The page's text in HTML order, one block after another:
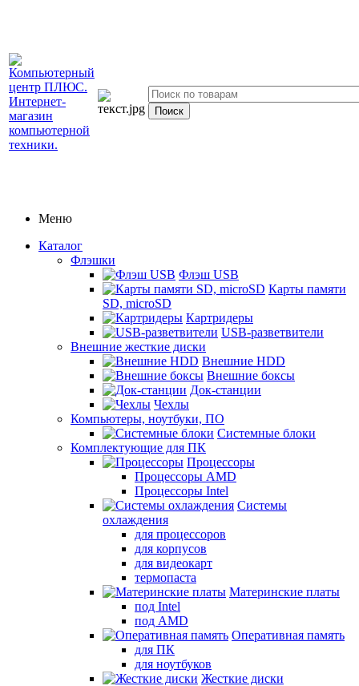
Меню
Каталог
Флэшки
Флэш USB
Карты памяти
SD, microSD
Картридеры
USB-разветвители
Внешние жесткие диски
Внешние HDD
Внешние боксы
Док-станции
Чехлы
Компьютеры, ноутбуки, ПО
Системные блоки
Комплектующие для ПК
Процессоры
Процессоры AMD
Процессоры Intel
Системы
охлаждения
для процессоров
для корпусов
для видеокарт
термопаста
Материнские платы
под Intel
под AMD
Оперативная память
для ПК
для ноутбуков
Жесткие диски